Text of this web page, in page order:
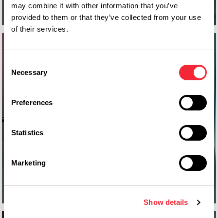
may combine it with other information that you’ve
provided to them or that they’ve collected from your use
of their services.
Selection
Necessary
Preferences
Statistics
Marketing
Show details
Leggi
Key Account Manager: la gestione
crescita aziendale